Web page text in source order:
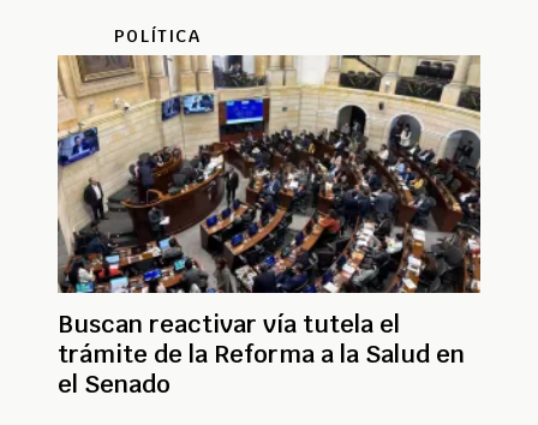
POLÍTICA
Buscan reactivar vía tutela el
trámite de la Reforma a la Salud en
el Senado